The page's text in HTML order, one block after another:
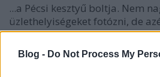
Blog - Do Not Process My
...a Pécsi kesztyű boltja. Nem
üzlethelyiségeket fotózni, de